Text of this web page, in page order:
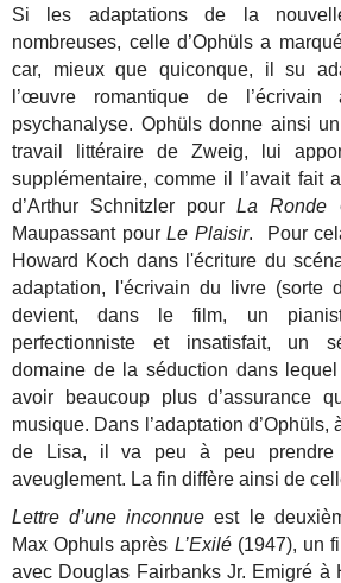
Si les adaptations de la
nombreuses, celle d’Ophüls a
car, mieux que quiconque, il su
l’œuvre romantique de
psychanalyse. Ophüls donne ainsi
travail littéraire de Zweig, lui
supplémentaire, comme il l’avait fait
d’Arthur Schnitzler pourLa Ronde
Maupassant pourLe Plaisir. Pour
Howard Koch dans l'écriture du
adaptation, l'écrivain du livre (sorte
devient, dans le film, un
perfectionniste et insatisfait, un
domaine de la séduction dans
avoir beaucoup plus d’assurance
musique. Dans l’adaptation d’Ophüls,
de Lisa, il va peu à peu prendre
aveuglement. La fin diffère ainsi de
Lettre d’une inconnue est le
Max Ophuls après L’Exilé(1947), un
avec Douglas Fairbanks Jr. Emigré à